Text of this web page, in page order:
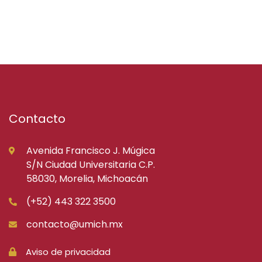
Contacto
Avenida Francisco J. Múgica
S/N Ciudad Universitaria C.P.
58030, Morelia, Michoacán
(+52) 443 322 3500
contacto@umich.mx
Aviso de privacidad